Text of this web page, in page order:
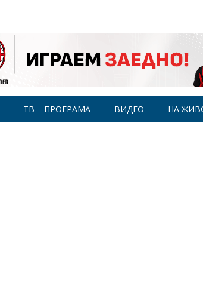
ТВ – ПРОГРАМА ВИДЕО НА